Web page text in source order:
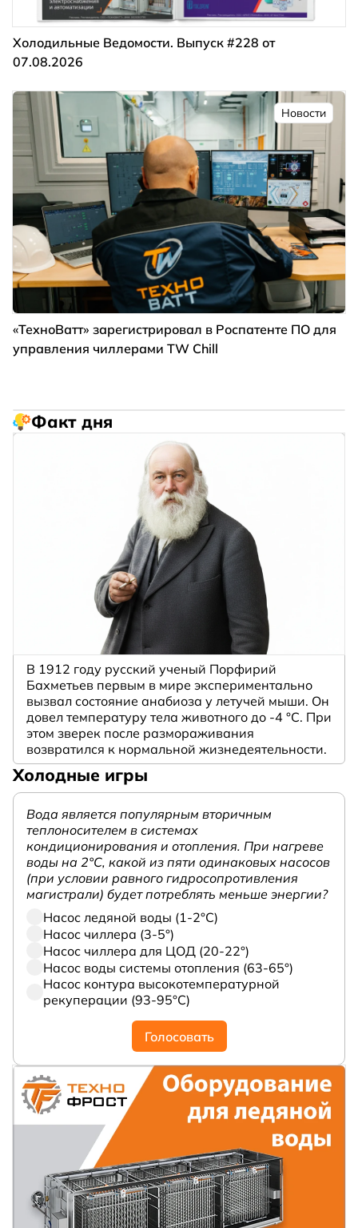
Холодильные Ведомости. Выпуск #228 от
07.08.2026
Новости
«ТехноВатт» зарегистрировал в Роспатенте ПО для
управления чиллерами TW Chill
Факт дня
В 1912 году русский ученый Порфирий
Бахметьев первым в мире экспериментально
вызвал состояние анабиоза у летучей мыши. Он
довел температуру тела животного до -4 °C. При
этом зверек после размораживания
возвратился к нормальной жизнедеятельности.
Холодные игры
Вода является популярным вторичным
теплоносителем в системах
кондиционирования и отопления. При нагреве
воды на 2°С, какой из пяти одинаковых насосов
(при условии равного гидросопротивления
магистрали) будет потреблять меньше энергии?
Насос ледяной воды (1-2°С)
Насос чиллера (3-5°)
Насос чиллера для ЦОД (20-22°)
Насос воды системы отопления (63-65°)
Насос контура высокотемпературной
рекуперации (93-95°С)
Голосовать